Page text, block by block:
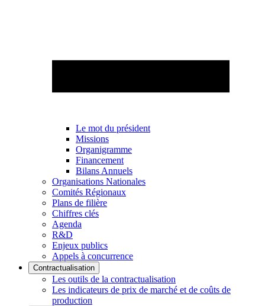
Le mot du président
Missions
Organigramme
Financement
Bilans Annuels
Organisations Nationales
Comités Régionaux
Plans de filière
Chiffres clés
Agenda
R&D
Enjeux publics
Appels à concurrence
Contractualisation
Les outils de la contractualisation
Les indicateurs de prix de marché et de coûts de
production